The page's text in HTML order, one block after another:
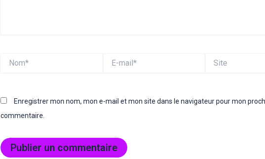
mail*
Enregistrer mon nom, mon e-mail et mon site dans le navigateur pour mon
commentaire.